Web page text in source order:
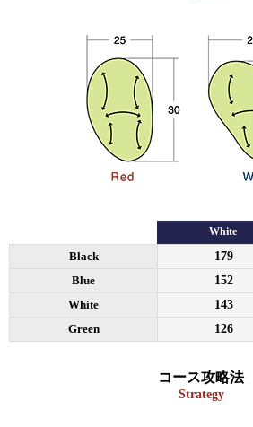
White
Black 179
Blue
152
White
143
Green
126
コース攻略法
Strategy